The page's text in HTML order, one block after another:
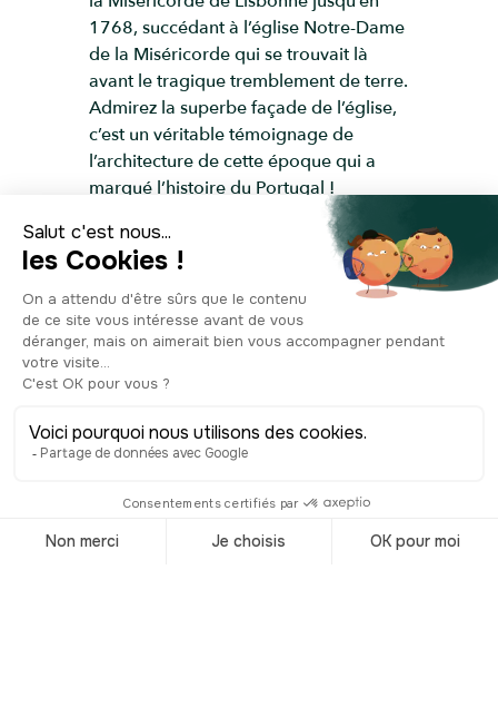
1768, succédant à l’église Notre-Dame
de la Miséricorde qui se trouvait là
avant le tragique tremblement de terre.
Admirez la superbe façade de l’église,
c’est un véritable témoignage de
l’architecture de cette époque qui a
marqué l’histoire du Portugal !